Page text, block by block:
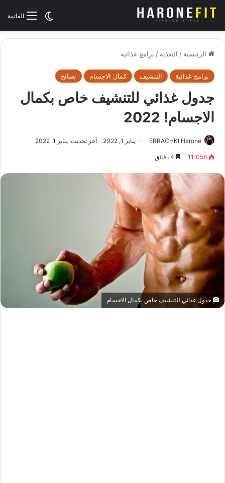
القائمةالوضع
الرئيسية / التغذية / برامج غذائية
برامج غذائية التنشيف كمال الاجسام نصائح
جدول غذائي للتنشيف خاص بكمال
الاجسام! 2022
ERRACHKI Harone يناير 1, 2022 آخر تحديث: يناير 1, 2022
11٬058
جدول غذائي للتنشيف خاص بكمال الاجسام